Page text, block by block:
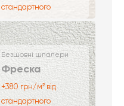
стандартного
Безшовні шпалери
Фреска
+380 грн/м² від
стандартного